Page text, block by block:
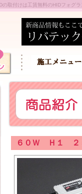
付けは工賃無料のHIDフォグラ
６０Ｗ Ｈ１ ２